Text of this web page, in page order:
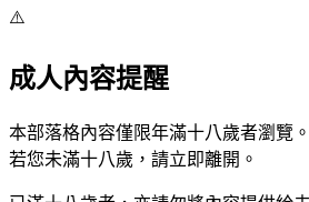
⚠️
成人內容提醒
本部落格內容僅限年滿十八歲者瀏覽。
若您未滿十八歲，請立即離開。